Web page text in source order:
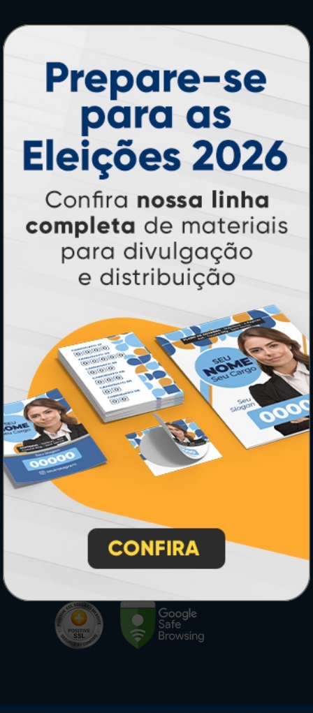
PRODUTOS
Cartão de Visita
Folder, Flyer e Panfleto
Banners e Lonas
Calendários 2027
* Pagamento com cartão de crédito terá valor adicional.
** Pagamentos a prazo poderão ter acréscimo.
*** Nota fiscal sujeita a emissão de acordo com prestador de
serviço, conforme legislação pertinente.
PARTICIPE